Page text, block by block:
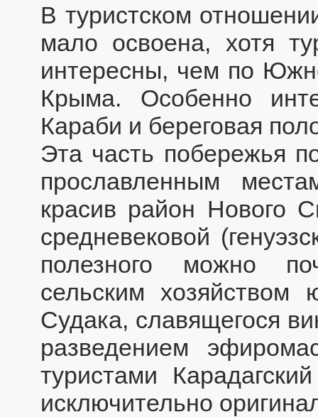
В туристском
мало освоена, хотя
интересны, чем по
Крыма. Особенно
Караби и береговая
Эта часть побережья
прославленным
красив район Нового
средневековой
полезного можно
сельским хозяйством
Судака, славящегося
разведением
туристами
исключительно